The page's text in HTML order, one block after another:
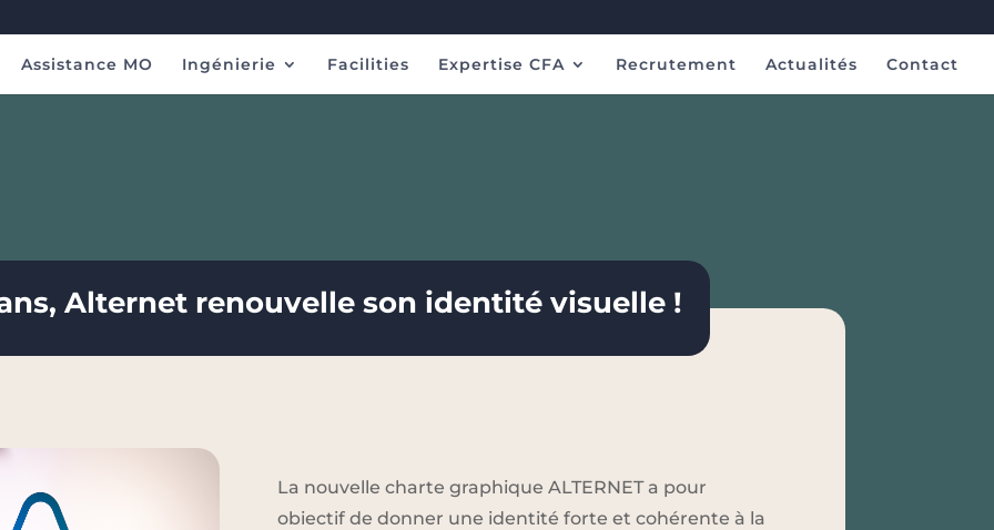
Assistance MO Ingénierie Facilities Expertise CFA Recrutement Actualités Contact
Alternet renouvelle son identité visuelle !
La nouvelle charte graphique ALTERNET a pour
obiectif de donner une identité forte et cohérente à la